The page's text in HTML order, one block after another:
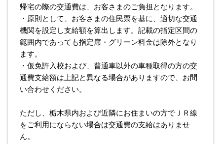
帰宅の際の交通費は、お客さまのご負担となります。
・原則として、お客さまの住民票を基に、適切な交通
機関を設定し支給額を算出します。記載の指定区間の
範囲内であっても指定席・グリーン料金は除外となり
ます。
・仮免許入校および、普通車以外の車種取得の方の交
通費支給額は上記と異なる場合がありますので、お問
い合わせください。
ただし、栃木県内および近隣にお住まいの方でＪＲ線
をご利用にならない場合は交通費の支給はありませ
ん。